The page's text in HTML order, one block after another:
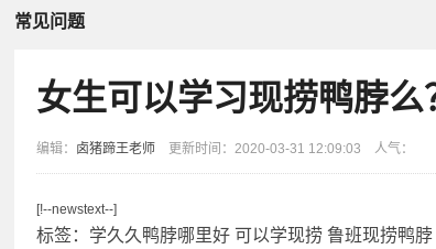
常见问题
女生可以学习现捞鸭脖么
编辑： 卤猪蹄王老师 更新时间：2020-03-31 12:09:03 人气：
[!--newstext--]
标签： 学久久鸭脖哪里好 可以学现捞 鲁班现捞鸭脖